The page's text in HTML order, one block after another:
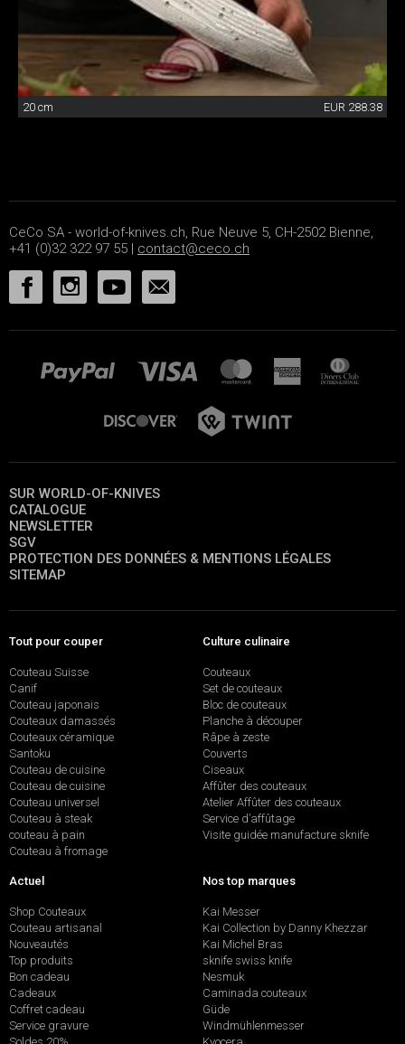
20 cm EUR 288.38
CeCo SA - world-of-knives.ch, Rue Neuve 5, CH-2502 Bienne,
+41 (0)32 322 97 55 | contact@ceco.ch
SUR WORLD-OF-KNIVES
CATALOGUE
NEWSLETTER
SGV
PROTECTION DES DONNÉES & MENTIONS LÉGALES
SITEMAP
Tout pour couper
Couteau Suisse
Canif
Couteau japonais
Couteaux damassés
Couteaux céramique
Santoku
Couteau de cuisine
Couteau de cuisine
Couteau universel
Couteau à steak
couteau à pain
Couteau à fromage
Culture culinaire
Couteaux
Set de couteaux
Bloc de couteaux
Planche à découper
Râpe à zeste
Couverts
Ciseaux
Affûter des couteaux
Atelier Affûter des couteaux
Service d’affûtage
Visite guidée manufacture sknife
Actuel
Shop Couteaux
Couteau artisanal
Nouveautés
Top produits
Bon cadeau
Cadeaux
Coffret cadeau
Service gravure
Nos top marques
Kai Messer
Kai Collection by Danny Khezzar
Kai Michel Bras
sknife swiss knife
Nesmuk
Caminada couteaux
Güde
Windmühlenmesser